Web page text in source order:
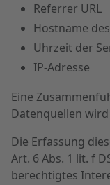
Referrer URL
Hostname
Uhrzeit der
IP-Adresse
Eine
Datenquellen
Die Erfassung
Art. 6 Abs. 1 lit. f
berechtigtes